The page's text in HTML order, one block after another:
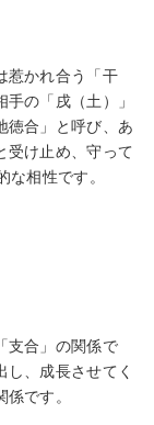
惹かれ合う「干
の「戌（土）」
徳合」と呼び、あ
受け止め、守って
な相性です。
支合」の関係で
、成長させてく
です。